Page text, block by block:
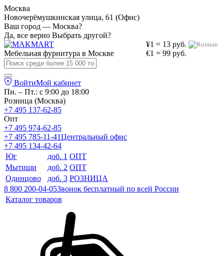
Москва
Новочерёмушкинская улица, 61 (Офис)
Ваш город — Москва?
Да, все верно Выбрать другой?
¥1 = 13 руб.
€1 = 99 руб.
Мебельная фурнитура в Москве
ВойтиМой кабинет
Пн. – Пт.: с 9:00 до 18:00
Розница (Москва)
+7 495 137-62-85
Опт
+7 495 974-62-85
+7 495 785-11-41Центральный офис
+7 495 134-42-64
Юг
доб. 1 ОПТ
Мытищи
доб. 2 ОПТ
Одинцово
доб. 3 РОЗНИЦА
8 800 200-04-05Звонок бесплатный по всей России
Каталог товаров